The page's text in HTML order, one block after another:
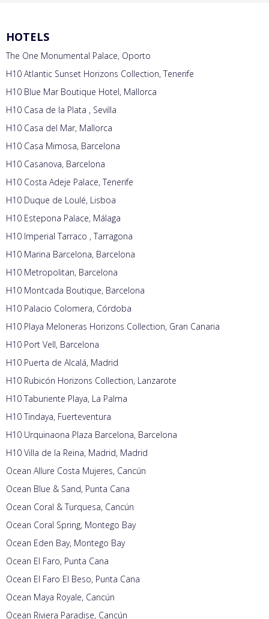
HOTELS
The One Monumental Palace, Oporto
H10 Atlantic Sunset Horizons Collection, Tenerife
H10 Blue Mar Boutique Hotel, Mallorca
H10 Casa de la Plata , Sevilla
H10 Casa del Mar, Mallorca
H10 Casa Mimosa, Barcelona
H10 Casanova, Barcelona
H10 Costa Adeje Palace, Tenerife
H10 Duque de Loulé, Lisboa
H10 Estepona Palace, Málaga
H10 Imperial Tarraco , Tarragona
H10 Marina Barcelona, Barcelona
H10 Metropolitan, Barcelona
H10 Montcada Boutique, Barcelona
H10 Palacio Colomera, Córdoba
H10 Playa Meloneras Horizons Collection, Gran Canaria
H10 Port Vell, Barcelona
H10 Puerta de Alcalá, Madrid
H10 Rubicón Horizons Collection, Lanzarote
H10 Taburiente Playa, La Palma
H10 Tindaya, Fuerteventura
H10 Urquinaona Plaza Barcelona, Barcelona
H10 Villa de la Reina, Madrid, Madrid
Ocean Allure Costa Mujeres, Cancún
Ocean Blue & Sand, Punta Cana
Ocean Coral & Turquesa, Cancún
Ocean Coral Spring, Montego Bay
Ocean Eden Bay, Montego Bay
Ocean El Faro, Punta Cana
Ocean El Faro El Beso, Punta Cana
Ocean Maya Royale, Cancún
Ocean Riviera Paradise, Cancún